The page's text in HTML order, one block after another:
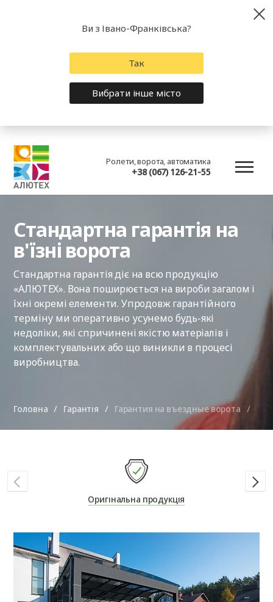
Ролети, ворота, автоматика
+38 (067) 126-21-55
Стандартна гарантія на
в'їзні ворота
Стандартна гарантія діє на всю продукцію
«АЛЮТЕХ». Вона поширюється на вироби загалом і
їхні окремі елементи. Упродовж гарантійного
терміну ми оперативно усунемо будь-які
недоліки, які спричинені якістю матеріалів і
комплектувальних або що виникли в процесі
виробництва.
Головна Гарантія Гарантия на въездные ворота
Оригінальна продукція
Ви з Івано-Франківська?
Так
Вибрати інше місто